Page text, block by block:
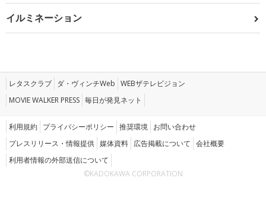
イルミネーション
レタスクラブ ダ・ヴィンチWeb WEBザテレビジョン
MOVIE WALKER PRESS 毎日が発見ネット
利用規約 プライバシーポリシー 推奨環境 お問い合わせ
プレスリリース・情報提供 媒体資料 広告掲載について 会社概要
利用者情報の外部送信について
©KADOKAWA CORPORATION